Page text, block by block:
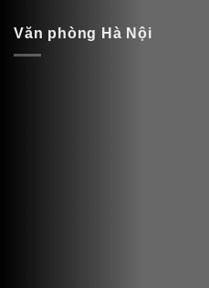
Văn phòng Hà Nội